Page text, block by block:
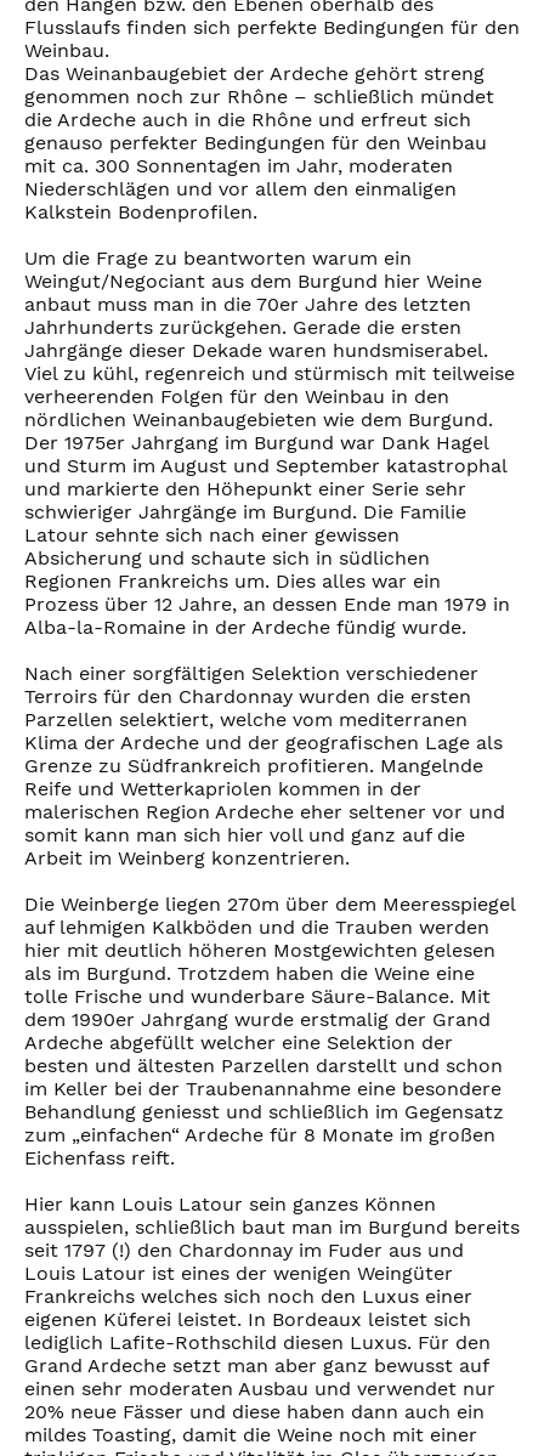
Flusslaufs finden sich perfekte Bedingungen für den
Weinbau.
Das Weinanbaugebiet der Ardeche gehört streng
genommen noch zur Rhône – schließlich mündet
die Ardeche auch in die Rhône und erfreut sich
genauso perfekter Bedingungen für den Weinbau
mit ca. 300 Sonnentagen im Jahr, moderaten
Niederschlägen und vor allem den einmaligen
Kalkstein Bodenprofilen.
Um die Frage zu beantworten warum ein
Weingut/Negociant aus dem Burgund hier Weine
anbaut muss man in die 70er Jahre des letzten
Jahrhunderts zurückgehen. Gerade die ersten
Jahrgänge dieser Dekade waren hundsmiserabel.
Viel zu kühl, regenreich und stürmisch mit teilweise
verheerenden Folgen für den Weinbau in den
nördlichen Weinanbaugebieten wie dem Burgund.
Der 1975er Jahrgang im Burgund war Dank Hagel
und Sturm im August und September katastrophal
und markierte den Höhepunkt einer Serie sehr
schwieriger Jahrgänge im Burgund. Die Familie
Latour sehnte sich nach einer gewissen
Absicherung und schaute sich in südlichen
Regionen Frankreichs um. Dies alles war ein
Prozess über 12 Jahre, an dessen Ende man 1979 in
Alba-la-Romaine in der Ardeche fündig wurde.
Nach einer sorgfältigen Selektion verschiedener
Terroirs für den Chardonnay wurden die ersten
Parzellen selektiert, welche vom mediterranen
Klima der Ardeche und der geografischen Lage als
Grenze zu Südfrankreich profitieren. Mangelnde
Reife und Wetterkapriolen kommen in der
malerischen Region Ardeche eher seltener vor und
somit kann man sich hier voll und ganz auf die
Arbeit im Weinberg konzentrieren.
Die Weinberge liegen 270m über dem Meeresspiegel
auf lehmigen Kalkböden und die Trauben werden
hier mit deutlich höheren Mostgewichten gelesen
als im Burgund. Trotzdem haben die Weine eine
tolle Frische und wunderbare Säure-Balance. Mit
dem 1990er Jahrgang wurde erstmalig der Grand
Ardeche abgefüllt welcher eine Selektion der
besten und ältesten Parzellen darstellt und schon
im Keller bei der Traubenannahme eine besondere
Behandlung geniesst und schließlich im Gegensatz
zum „einfachen“ Ardeche für 8 Monate im großen
Eichenfass reift.
Hier kann Louis Latour sein ganzes Können
ausspielen, schließlich baut man im Burgund bereits
seit 1797 (!) den Chardonnay im Fuder aus und
Louis Latour ist eines der wenigen Weingüter
Frankreichs welches sich noch den Luxus einer
eigenen Küferei leistet. In Bordeaux leistet sich
lediglich Lafite-Rothschild diesen Luxus. Für den
Grand Ardeche setzt man aber ganz bewusst auf
einen sehr moderaten Ausbau und verwendet nur
20% neue Fässer und diese haben dann auch ein
mildes Toasting, damit die Weine noch mit einer